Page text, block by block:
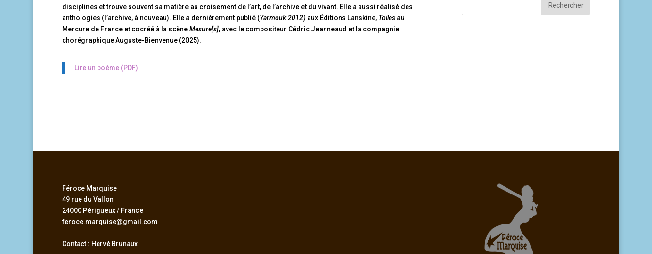
disciplines et trouve souvent sa matière au croisement de l’art, de l’archive et du vivant. Elle a aussi réalisé des
anthologies (l’archive, à nouveau). Elle a dernièrement publié (Yarmouk 2012) aux Éditions Lanskine, Toilesau
Mercure de France et cocréé à la scèneMesure[s], avec le compositeur Cédric Jeanneaud et la compagnie
chorégraphique Auguste-Bienvenue (2025).
Lire un poème (PDF)
Féroce Marquise
49 rue du Vallon
24000 Périgueux / France
feroce.marquise@gmail.com
Contact : Hervé Brunaux